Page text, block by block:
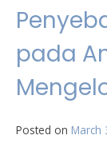
pada
Posted on March